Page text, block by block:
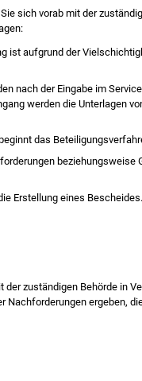
sich vorab mit der
ist aufgrund der
nach der Eingabe im
werden die Unterlagen
das
beziehungsweise
Erstellung eines
zuständigen Behörde in
Nachforderungen ergeben,